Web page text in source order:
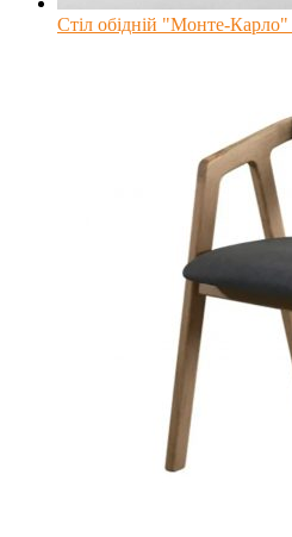
Стіл обідній "Монте-Карло"